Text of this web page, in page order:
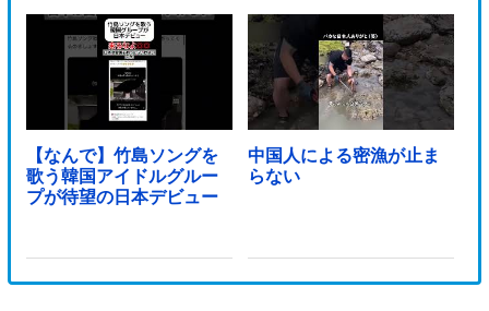
【なんで】竹島ソングを
歌う韓国アイドルグルー
プが待望の日本デビュー
中国人による密漁が止ま
らない